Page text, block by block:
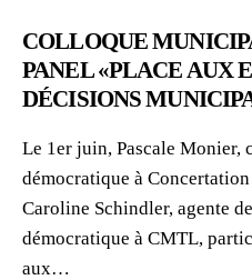
COLLOQUE
PANEL «PLACE AUX
DÉCISIONS
Le 1er juin, Pascale Monier,
démocratique à
Caroline Schindler, agente
démocratique à CMTL,
aux…